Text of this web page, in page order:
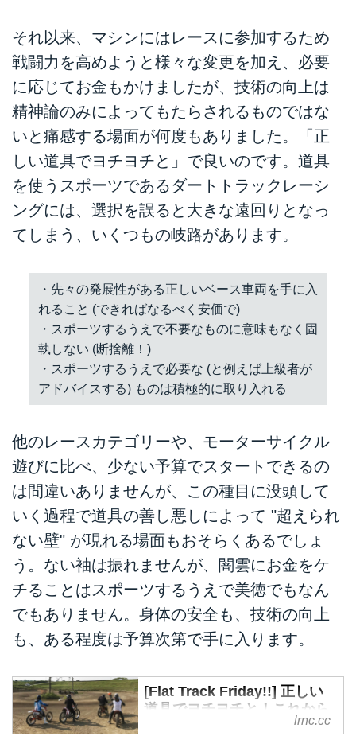
シデントがありましたので、本日
は急遽予定を変更してそちらをお
伝えしま...
それ以来、マシンにはレースに参加するため
戦闘力を高めようと様々な変更を加え、必要
に応じてお金もかけましたが、技術の向上は
精神論のみによってもたらされるものではな
いと痛感する場面が何度もありました。「正
しい道具でヨチヨチと」で良いのです。道具
を使うスポーツであるダートトラックレーシ
ングには、選択を誤ると大きな遠回りとなっ
てしまう、いくつもの岐路があります。
・先々の発展性がある正しいベース車両を手に入
れること (できればなるべく安価で)
・スポーツするうえで不要なものに意味もなく固
執しない (断捨離！)
・スポーツするうえで必要な (と例えば上級者が
アドバイスする) ものは積極的に取り入れる
他のレースカテゴリーや、モーターサイクル
遊びに比べ、少ない予算でスタートできるの
は間違いありませんが、この種目に没頭して
いく過程で道具の善し悪しによって "超えられ
ない壁" が現れる場面もおそらくあるでしょ
う。ない袖は振れませんが、闇雲にお金をケ
チることはスポーツするうえで美徳でもなん
でもありません。身体の安全も、技術の向上
も、ある程度は予算次第で手に入ります。
[Flat Track Friday!!] 正しい
道具でヨチヨチと！これから
始めるダートトラック・お手
lrnc.cc